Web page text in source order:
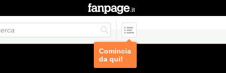
Comincia
da qui!